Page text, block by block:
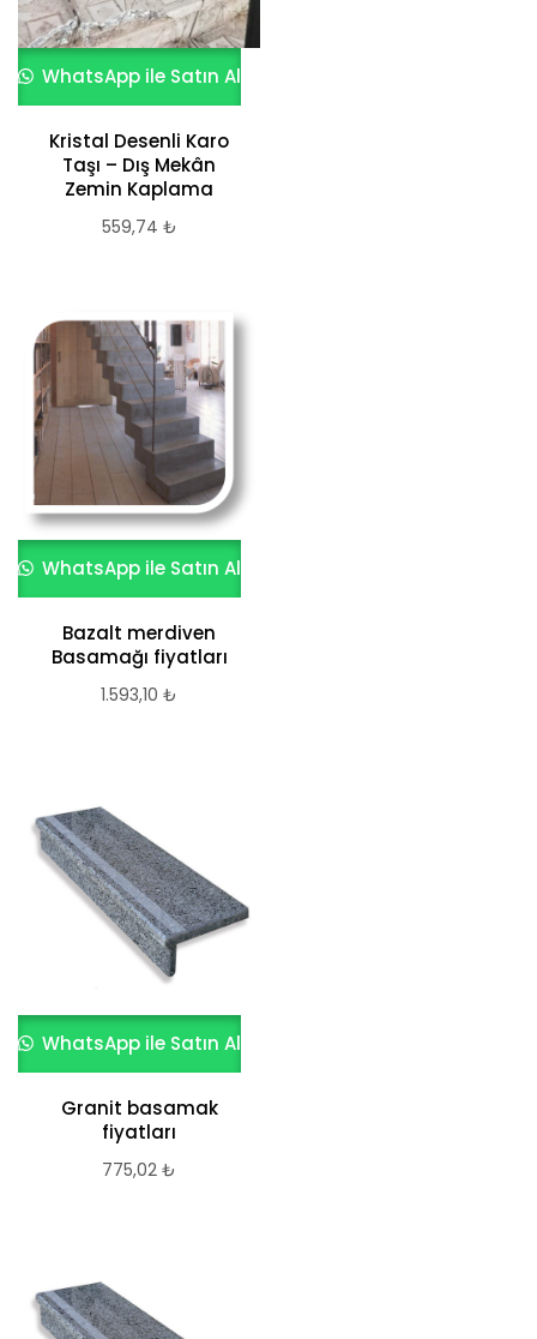
WhatsApp ile Satın Al
Kristal Desenli Karo
Taşı – Dış Mekân
Zemin Kaplama
559,74 ₺
WhatsApp ile Satın Al
Bazalt merdiven
Basamağı fiyatları
1.593,10 ₺
WhatsApp ile Satın Al
Granit basamak
fiyatları
775,02 ₺